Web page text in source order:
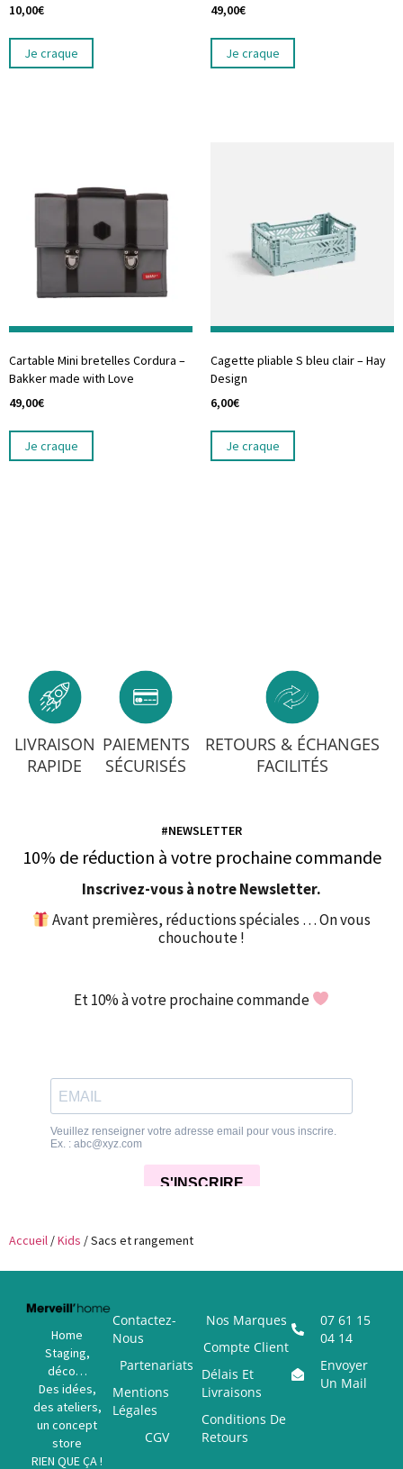
10,00€
Je craque
49,00€
Je craque
Cartable Mini bretelles Cordura –
Bakker made with Love
49,00€
Je craque
Cagette pliable S bleu clair – Hay
Design
6,00€
Je craque
LIVRAISON
RAPIDE
PAIEMENTS
SÉCURISÉS
RETOURS & ÉCHANGES
FACILITÉS
#NEWSLETTER
10% de réduction à votre prochaine commande
Inscrivez-vous à notre Newsletter.
Avant premières, réductions spéciales … On vous
chouchoute !
Et 10% à votre prochaine commande
Accueil /Kids / Sacs et rangement
Home
Staging,
déco…
Des idées,
des ateliers,
un concept
store
RIEN QUE ÇA !
Contactez-
Nous
Partenariats
Mentions
Légales
CGV
Nos Marques
Compte Client
Délais Et
Livraisons
Conditions De
Retours
07 61 15
04 14
Envoyer
Un Mail